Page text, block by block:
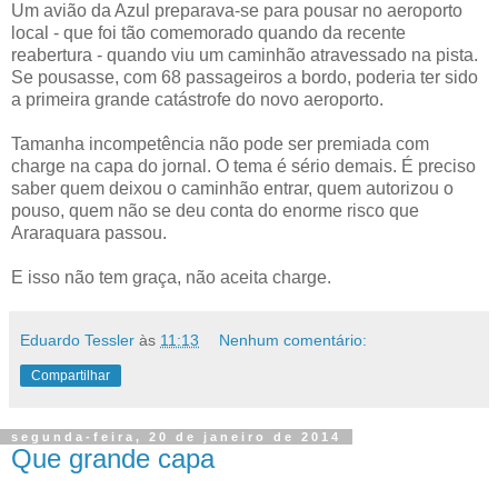
Um avião da Azul preparava-se para pousar no aeroporto
local - que foi tão comemorado quando da recente
reabertura - quando viu um caminhão atravessado na pista.
Se pousasse, com 68 passageiros a bordo, poderia ter sido
a primeira grande catástrofe do novo aeroporto.
Tamanha incompetência não pode ser premiada com
charge na capa do jornal. O tema é sério demais. É preciso
saber quem deixou o caminhão entrar, quem autorizou o
pouso, quem não se deu conta do enorme risco que
Araraquara passou.
E isso não tem graça, não aceita charge.
Eduardo Tessler às 11:13 Nenhum comentário:
Compartilhar
segunda-feira, 20 de janeiro de 2014
Que grande capa